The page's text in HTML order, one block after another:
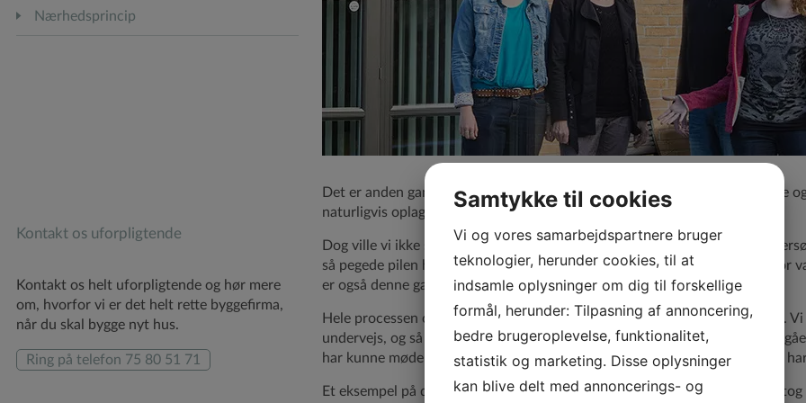
Det er anden gang, vi bygger et helt nyt hus, og da Preben Jørgensen Huse
naturligvis oplagt, at de skulle gøre det igen.
Dog ville vi ikke sætte gang i sådan et stort projekt, før vi også havde
så pegede pilen hele tiden tilbage på Preben Jørgensen Huse, som vi
er også denne gang meget glade for vores nye hus.
Hele processen omkring opførelsen af vores hus er vi meget tilfredse med.
undervejs, og så er serviceniveauet bare helt i top. Hver gang projektet er
har kunne møde op på grunden og være en del af byggeprocessen, hvilket
Et eksempel på dette var, da vi to dage inden murerarbejdet startede
Nærhedsprincip
Kontakt os uforpligtende
Kontakt os helt uforpligtende og hør mere
om, hvorfor vi er det helt rette byggefirma,
når du skal bygge nyt hus.
Ring på telefon 75 80 51 71
Samtykke til cookies
Vi og vores samarbejdspartnere bruger
teknologier, herunder cookies, til at
indsamle oplysninger om dig til forskellige
formål, herunder: Tilpasning af annoncering,
bedre brugeroplevelse, funktionalitet,
statistik og marketing. Disse oplysninger
kan blive delt med annoncerings- og